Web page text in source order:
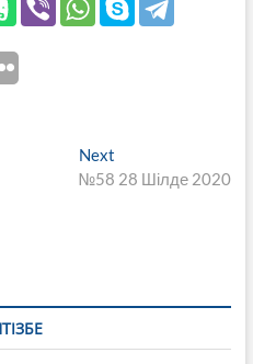
Next
post:
№58 28 Шілде 2020